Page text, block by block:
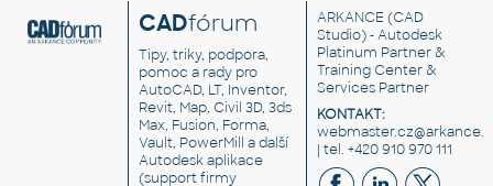
CADfórum
Tipy, triky, podpora,
pomoc a rady pro
AutoCAD, LT, Inventor,
Revit, Map, Civil 3D, 3ds
Max, Fusion, Forma,
Vault, PowerMill a další
Autodesk aplikace
(support firmy
ARKANCE (CAD
Studio) - Autodesk
Platinum Partner &
Training Center &
Services Partner
KONTAKT:
| tel. +420 910 970 111